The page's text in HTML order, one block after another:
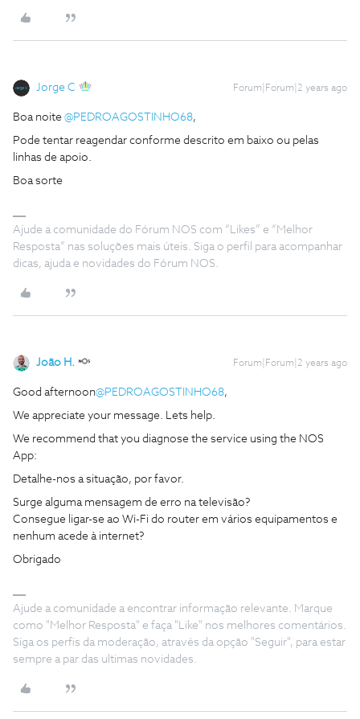
Jorge C Forum|Forum|2 years ago
Boa noite @PEDROAGOSTINHO68,
Pode tentar reagendar conforme descrito em baixo ou pelas
linhas de apoio.
Boa sorte
Ajude a comunidade do Fórum NOS com “Likes” e “Melhor
Resposta” nas soluções mais úteis. Siga o perfil para acompanhar
dicas, ajuda e novidades do Fórum NOS.
João H. Forum|Forum|2 years ago
Good afternoon@PEDROAGOSTINHO68,
We appreciate your message. Lets help.
We recommend that you diagnose the service using the NOS
App:
Detalhe-nos a situação, por favor.
Surge alguma mensagem de erro na televisão?
Consegue ligar-se ao Wi-Fi do router em vários equipamentos e
nenhum acede à internet?
Obrigado
Ajude a comunidade a encontrar informação relevante. Marque
como "Melhor Resposta" e faça "Like" nos melhores comentários.
Siga os perfis da moderação, através da opção "Seguir", para estar
sempre a par das ultimas novidades.